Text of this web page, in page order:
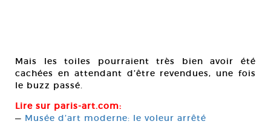
Mais les toiles pourraient très bien avoir été
cachées en attendant d’être revendues, une fois
le buzz passé.
Lire sur paris-art.com:
— Musée d’art moderne: le voleur arrêté